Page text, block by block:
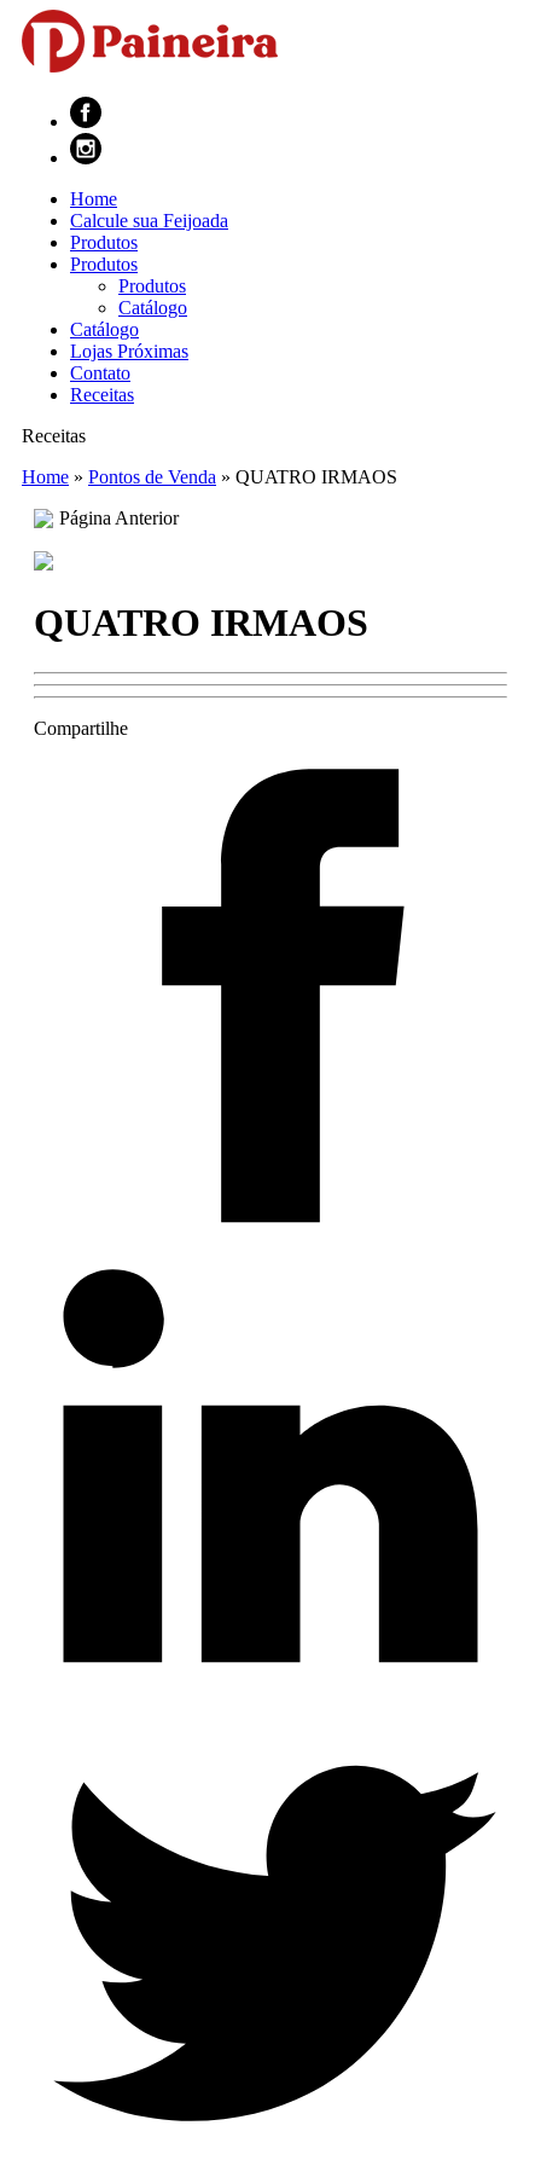
Home
Calcule sua Feijoada
Produtos
Produtos
Produtos
Catálogo
Catálogo
Lojas Próximas
Contato
Receitas
Receitas
Home » Pontos de Venda » QUATRO IRMAOS
Página Anterior
QUATRO IRMAOS
Compartilhe